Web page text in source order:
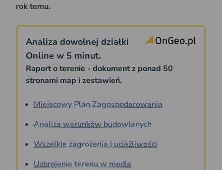
rok temu.
Analiza dowolnej działki
Online w 5 minut.
Raport o terenie - dokument z ponad 50
stronami map i zestawień.
Miejscowy Plan Zagospodarowania
Analiza warunków budowlanych
Wszelkie zagrożenia i uciążliwości
Uzbrojenie terenu w media